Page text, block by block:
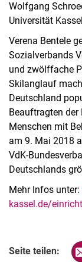
Wolfgang
Universität
Verena Bentele
Sozialverbands
und zwölffache
Skilanglauf
Deutschland
Beauftragten der
Menschen mit
am 9. Mai 2018
VdK-
Deutschlands
Mehr Infos unter:
kassel.de/
Seite teilen: